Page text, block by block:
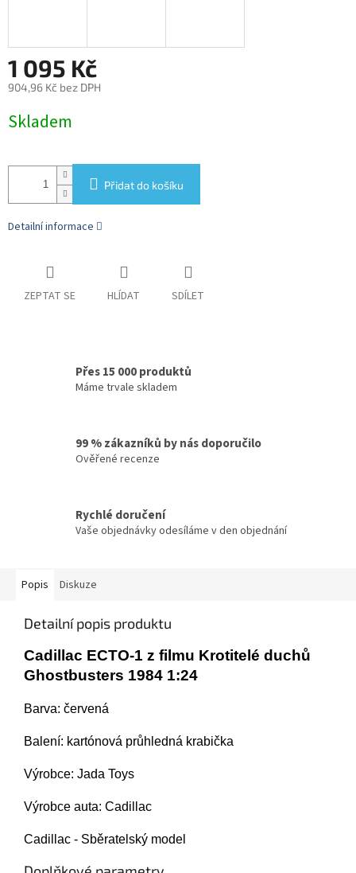
1 095 Kč
904,96 Kč bez DPH
cena:
Skladem
Přidat do košíku
Detailní informace
ZEPTAT SE HLÍDAT SDÍLET
Přes 15 000 produktů
Máme trvale skladem
99 % zákazníků by nás doporučilo
Ověřené recenze
Rychlé doručení
Vaše objednávky odesíláme v den objednání
Popis Diskuze
Detailní popis produktu
Cadillac ECTO-1 z filmu Krotitelé duchů
Ghostbusters 1984 1:24
Barva: červená
Balení: kartónová průhledná krabička
Výrobce: Jada Toys
Výrobce auta: Cadillac
Cadillac - Sběratelský model